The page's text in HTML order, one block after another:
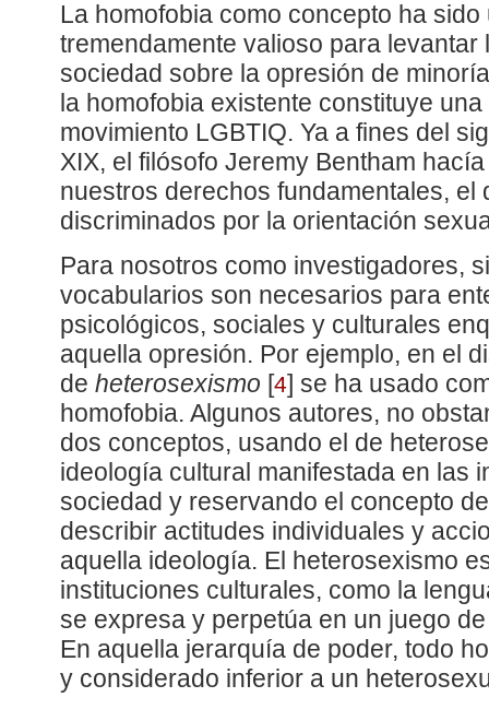
La homofobia como concepto ha
tremendamente valioso para levantar
sociedad sobre la opresión de
la homofobia existente constituye
movimiento LGBTIQ. Ya a fines del
XIX, el filósofo Jeremy Bentham
nuestros derechos fundamentales, el
discriminados por la orientación
Para nosotros como investigadores,
vocabularios son necesarios para
psicológicos, sociales y culturales
aquella opresión. Por ejemplo, en el
de heterosexismo [4] se ha usado
homofobia. Algunos autores, no
dos conceptos, usando el de
ideología cultural manifestada en las
sociedad y reservando el concepto
describir actitudes individuales y
aquella ideología. El heterosexismo
instituciones culturales, como la
se expresa y perpetúa en un juego
En aquella jerarquía de poder, todo
y considerado inferior a un